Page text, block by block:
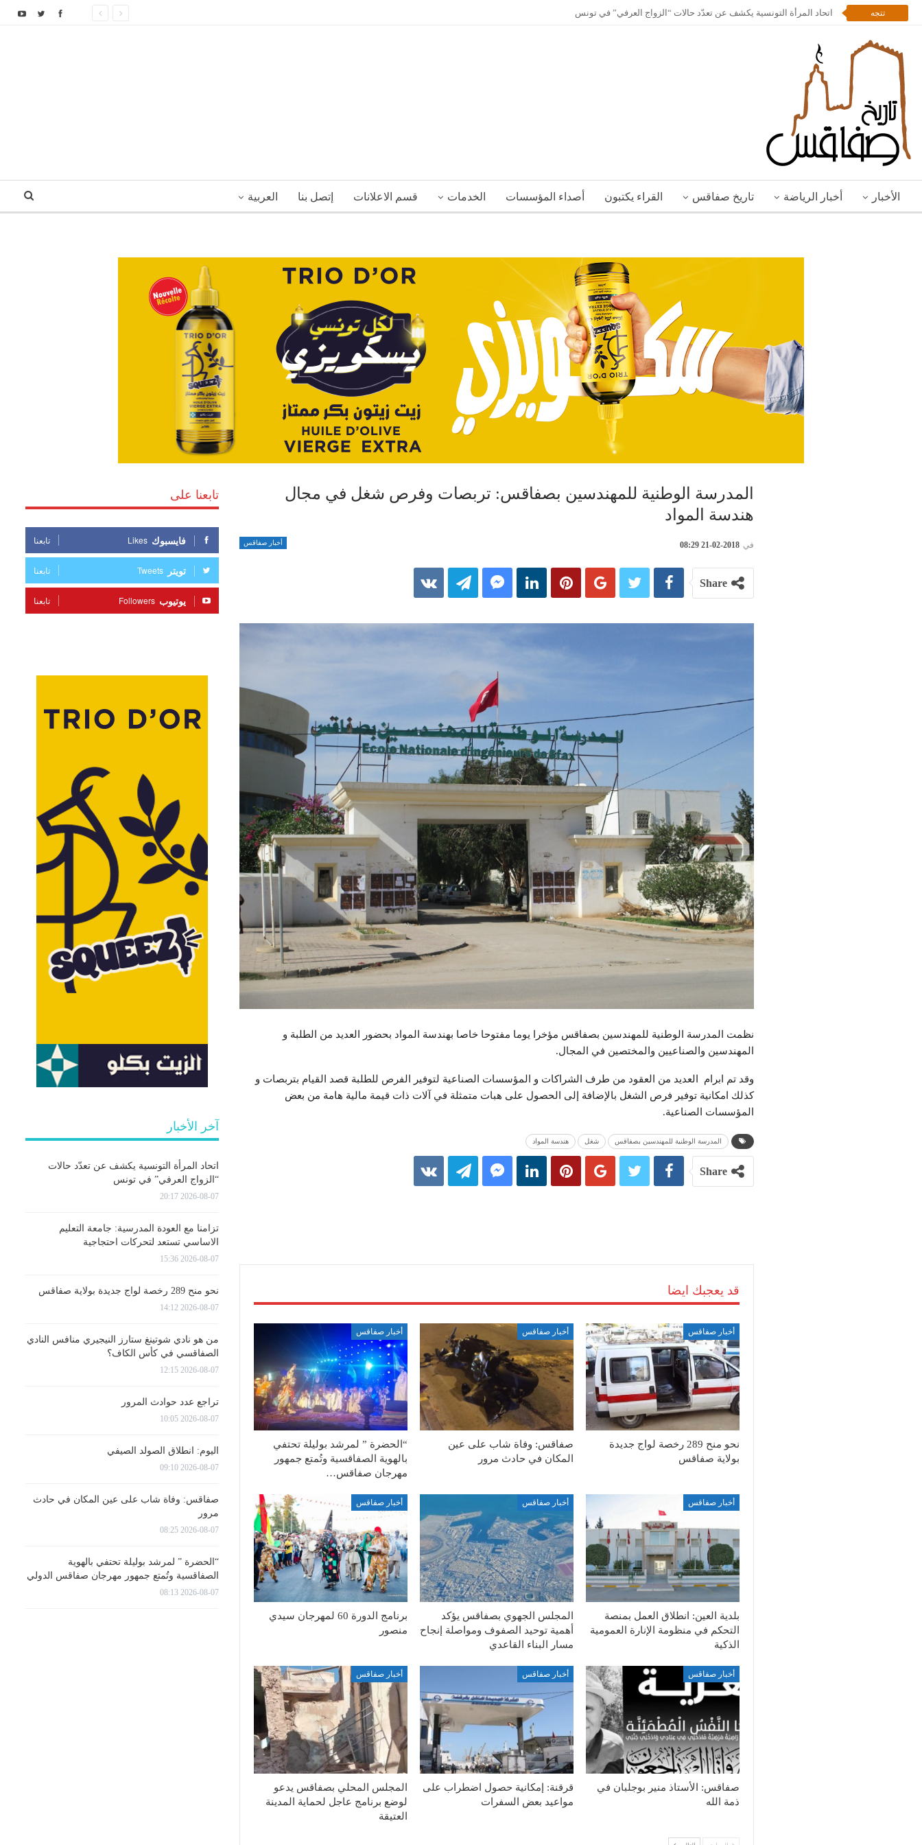
تتجه اتحاد المرأة التونسية يكشف عن تعدّد حالات “الزواج العرفي” في تونس
الأخبار أخبار الرياضة تاريخ صفاقس القراء يكتبون أصداء المؤسسات الخدمات قسم الاعلانات إتصل بنا العربية
المدرسة الوطنية للمهندسين بصفاقس: تربصات وفرص شغل في مجال
هندسة المواد
أخبار صفاقس في 2018-02-21 08:29
Share
نظمت المدرسة الوطنية للمهندسين بصفاقس مؤخرا يوما مفتوحا خاصا بهندسة المواد بحضور العديد من الطلبة و
المهندسين والصناعيين والمختصين في المجال.
وقد تم ابرام العديد من العقود من طرف الشراكات و المؤسسات الصناعية لتوفير الفرص للطلبة قصد القيام بتربصات و
كذلك امكانية توفير فرص الشغل بالإضافة إلى الحصول على هبات متمثلة في آلات ذات قيمة مالية هامة من بعض
المؤسسات الصناعية.
المدرسة الوطنية للمهندسين بصفاقس شغل هندسة المواد
Share
قد يعجبك ايضا
أخبار صفاقس
نحو منح 289 رخصة لواج جديدة
بولاية صفاقس
أخبار صفاقس
صفاقس: وفاة شاب على عين
المكان في حادث مرور
أخبار صفاقس
“الحضرة ” لمرشد بوليلة تحتفي
بالهوية الصفاقسية وتُمتع جمهور
مهرجان صفاقس…
أخبار صفاقس
بلدية العين: انطلاق العمل بمنصة
التحكم في منظومة الإنارة العمومية
الذكية
أخبار صفاقس
المجلس الجهوي بصفاقس يؤكد
أهمية توحيد الصفوف ومواصلة إنجاح
مسار البناء القاعدي
أخبار صفاقس
برنامج الدورة 60 لمهرجان سيدي
منصور
أخبار صفاقس
صفاقس: الأستاذ منير بوجلبان في
ذمة الله
أخبار صفاقس
قرقنة: إمكانية حصول اضطراب على
مواعيد بعض السفرات
أخبار صفاقس
المجلس المحلي بصفاقس يدعو
لوضع برنامج عاجل لحماية المدينة
العتيقة
تابعنا على
فايسبوك Likes تابعنا
تويتر Tweets تابعنا
يوتيوب Followers تابعنا
آخر الأخبار
اتحاد المرأة التونسية يكشف عن تعدّد حالات
“الزواج العرفي” في تونس
2026-08-07 20:17
تزامنا مع العودة المدرسية: جامعة التعليم
الاساسي تستعد لتحركات احتجاجية
2026-08-07 15:36
نحو منح 289 رخصة لواج جديدة بولاية صفاقس
2026-08-07 14:12
من هو نادي شوتينغ ستارز النيجيري منافس النادي
الصفاقسي في كأس الكاف؟
2026-08-07 12:15
تراجع عدد حوادث المرور
2026-08-07 10:05
اليوم: انطلاق الصولد الصيفي
2026-08-07 09:10
صفاقس: وفاة شاب على عين المكان في حادث
مرور
2026-08-07 08:25
“الحضرة ” لمرشد بوليلة تحتفي بالهوية
الصفاقسية وتُمتع جمهور مهرجان صفاقس الدولي
2026-08-07 08:13